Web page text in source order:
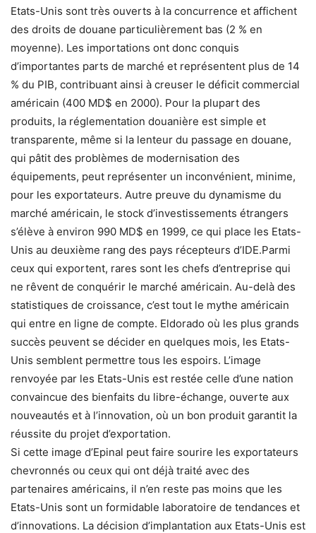
Etats-Unis sont très ouverts à la concurrence et affichent
des droits de douane particulièrement bas (2 % en
moyenne). Les importations ont donc conquis
d’importantes parts de marché et représentent plus de 14
% du PIB, contribuant ainsi à creuser le déficit commercial
américain (400 MD$ en 2000). Pour la plupart des
produits, la réglementation douanière est simple et
transparente, même si la lenteur du passage en douane,
qui pâtit des problèmes de modernisation des
équipements, peut représenter un inconvénient, minime,
pour les exportateurs. Autre preuve du dynamisme du
marché américain, le stock d’investissements étrangers
s’élève à environ 990 MD$ en 1999, ce qui place les Etats-
Unis au deuxième rang des pays récepteurs d’IDE.Parmi
ceux qui exportent, rares sont les chefs d’entreprise qui
ne rêvent de conquérir le marché américain. Au-delà des
statisti­ques de croissance, c’est tout le mythe américain
qui entre en ligne de compte. Eldorado où les plus grands
succès peuvent se décider en quelques mois, les Etats-
Unis semblent permettre tous les es­poirs. L’image
renvoyée par les Etats-Unis est restée celle d’une nation
convaincue des bienfaits du libre-échange, ouverte aux
nouveautés et à l’innovation, où un bon produit garantit la
réussite du projet d’exportation.
Si cette image d’Epinal peut faire sourire les exportateurs
chevronnés ou ceux qui ont déjà traité avec des
partenaires américains, il n’en reste pas moins que les
Etats-Unis sont un formidable laboratoire de tendances et
d’innovations. La décision d’implantation aux Etats-Unis est